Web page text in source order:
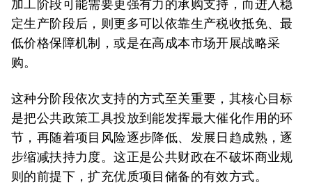
加工阶段可能需要更强有力的承购支持，而进入稳
定生产阶段后，则更多可以依靠生产税收抵免、最
低价格保障机制，或是在高成本市场开展战略采
购。
这种分阶段依次支持的方式至关重要，其核心目标
是把公共政策工具投放到能发挥最大催化作用的环
节，再随着项目风险逐步降低、发展日趋成熟，逐
步缩减扶持力度。这正是公共财政在不破坏商业规
则的前提下，扩充优质项目储备的有效方式。